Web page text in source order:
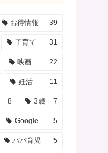
お得情報 39
子育て 31
映画 22
妊活 11
8 3歳 7
Google 5
パパ育児 5